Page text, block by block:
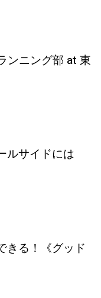
ランニング部 at 東
ルサイドには
きる！《グッド